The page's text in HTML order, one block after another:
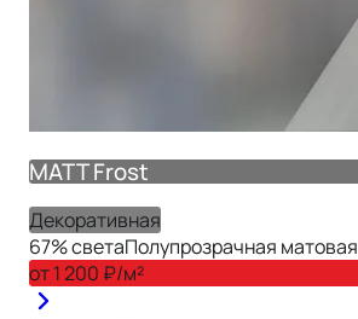
MATT Frost
Декоративная
67% светаПолупрозрачная матовая
от1 200 ₽/м²